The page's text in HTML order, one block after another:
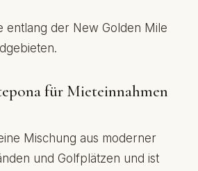
entlang der New Golden Mile
für Mieteinnahmen
Mischung aus moderner
und Golfplätzen und ist